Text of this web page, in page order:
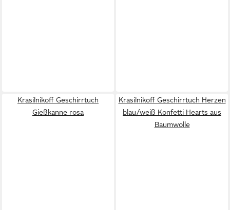
Krasilnikoff Geschirrtuch
Gießkanne rosa
Krasilnikoff Geschirrtuch Herzen
blau/weiß Konfetti Hearts aus
Baumwolle